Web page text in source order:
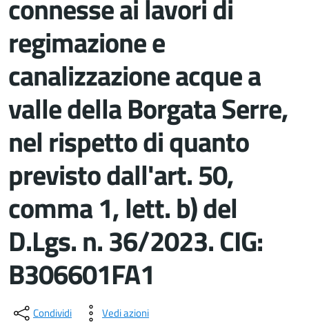
connesse ai lavori di
regimazione e
canalizzazione acque a
valle della Borgata Serre,
nel rispetto di quanto
previsto dall'art. 50,
comma 1, lett. b) del
D.Lgs. n. 36/2023. CIG:
B306601FA1
Dettagli del documento
Condividi Vedi azioni